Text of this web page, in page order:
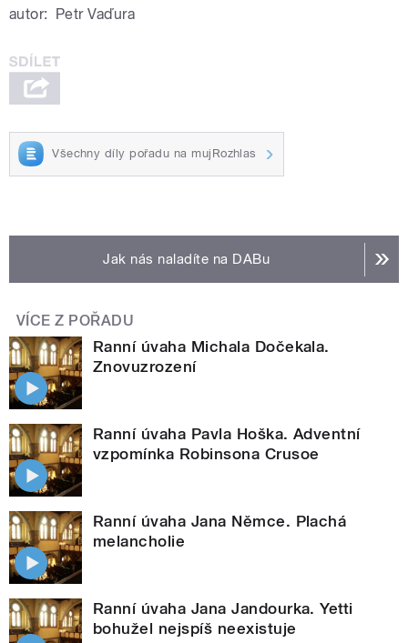
autor: Petr Vaďura
Všechny díly pořadu na mujRozhlas
Jak nás naladíte na DABu
VÍCE Z POŘADU
Ranní úvaha Michala Dočekala.
Znovuzrození
Ranní úvaha Pavla Hoška. Adventní
vzpomínka Robinsona Crusoe
Ranní úvaha Jana Němce. Plachá
melancholie
Ranní úvaha Jana Jandourka. Yetti
bohužel nejspíš neexistuje